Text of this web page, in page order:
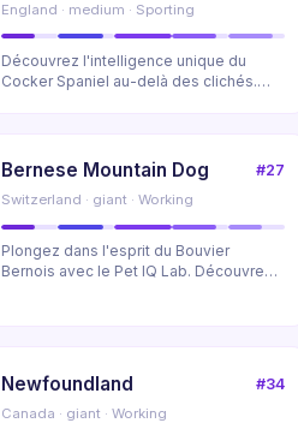
England · medium · Sporting
Découvrez l'intelligence unique du
Cocker Spaniel au-delà des clichés.
Bernese Mountain Dog #27
Switzerland · giant · Working
Plongez dans l'esprit du Bouvier
Bernois avec le Pet IQ Lab. Découvrez
Newfoundland #34
Canada · giant · Working